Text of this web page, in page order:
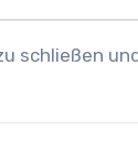
schließen